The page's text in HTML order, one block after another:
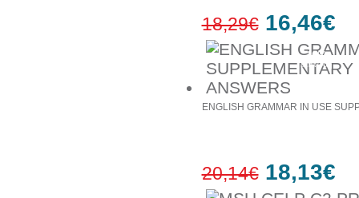
10%
έκπτωση
18,29€ 16,46€
ENGLISH GRAMMAR IN USE
20,14€ 18,13€